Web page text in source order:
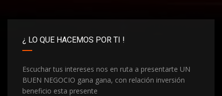
¿ LO QUE HACEMOS POR TI !
Escuchar tus intereses nos en ruta a presentarte UN
BUEN NEGOCIO gana gana, con relación inversión
beneficio esta presente